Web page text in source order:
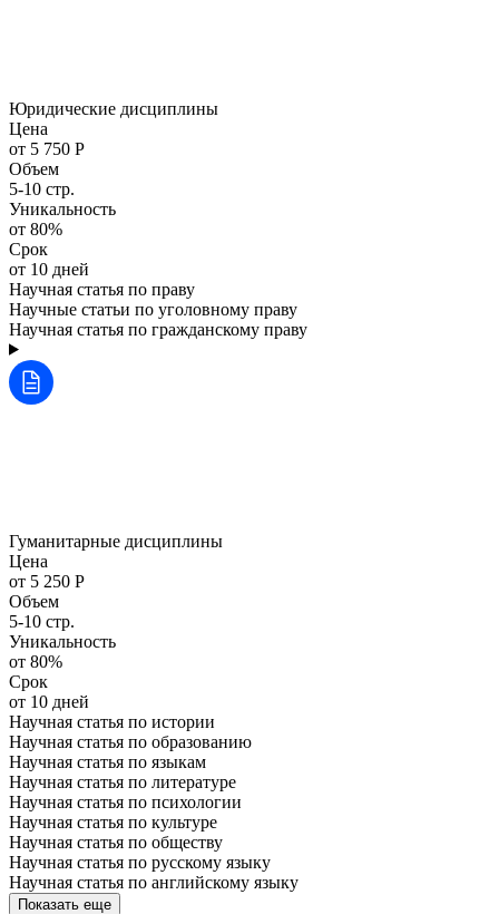
Юридические дисциплины
Цена
от 5 750 Р
Объем
5-10 стр.
Уникальность
от 80%
Срок
от 10 дней
Научная статья по праву
Научные статьи по уголовному праву
Научная статья по гражданскому праву
Гуманитарные дисциплины
Цена
от 5 250 Р
Объем
5-10 стр.
Уникальность
от 80%
Срок
от 10 дней
Научная статья по истории
Научная статья по образованию
Научная статья по языкам
Научная статья по литературе
Научная статья по психологии
Научная статья по культуре
Научная статья по обществу
Научная статья по русскому языку
Научная статья по английскому языку
Показать еще